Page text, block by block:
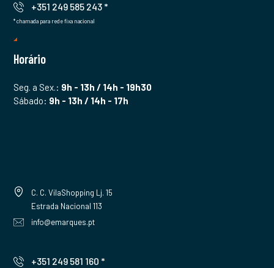
+351 249 585 243 *
* chamada para rede fixa nacional
Horário
Seg. a Sex.: 9h - 13h / 14h - 19h30
Sábado: 9h - 13h / 14h - 17h
C. C. VilaShopping Lj. 15
Estrada Nacional 113
info@emarques.pt
+351 249 581 160 *